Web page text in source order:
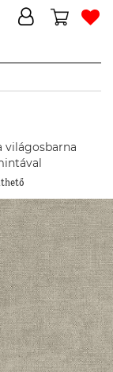
világosbarna